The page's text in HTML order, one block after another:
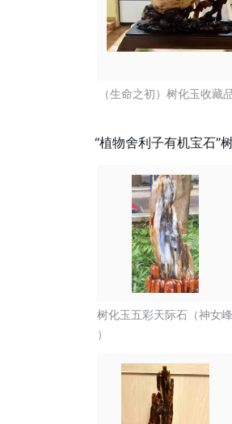
（生命之初）树化玉收藏
“植物舍利子有机宝石”
树化玉五彩天际石（神女峰
）